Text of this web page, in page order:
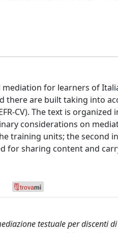
for learners of
there are built taking into
CV). The text is organized
considerations on
training units; the second
for sharing content and
testuale per discenti